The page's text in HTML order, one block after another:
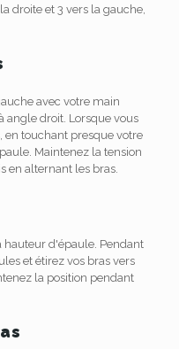
droite et 3 vers la gauche,
avec votre main
angle droit. Lorsque vous
en touchant presque votre
Maintenez la tension
en alternant les bras.
hauteur d'épaule. Pendant
et étirez vos bras vers
la position pendant